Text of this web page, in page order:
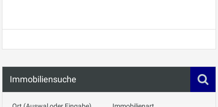
Immobiliensuche